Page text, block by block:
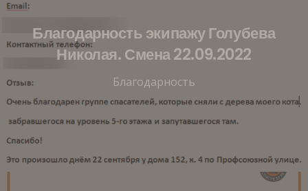
Благодарность экипажу Голубева
Николая. Смена 22.09.2022
Благодарность